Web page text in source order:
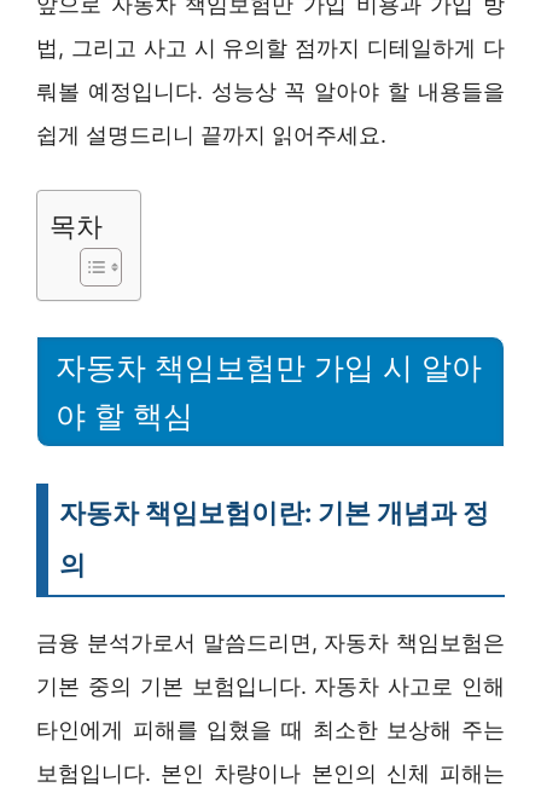
법, 그리고 사고 시 유의할 점까지 디테일하게 다
뤄볼 예정입니다. 성능상 꼭 알아야 할 내용들을
쉽게 설명드리니 끝까지 읽어주세요.
목차
자동차 책임보험만 가입 시 알아
야 할 핵심
자동차 책임보험이란: 기본 개념과 정
의
금융 분석가로서 말씀드리면, 자동차 책임보험은
기본 중의 기본 보험입니다. 자동차 사고로 인해
타인에게 피해를 입혔을 때 최소한 보상해 주는
보험입니다. 본인 차량이나 본인의 신체 피해는